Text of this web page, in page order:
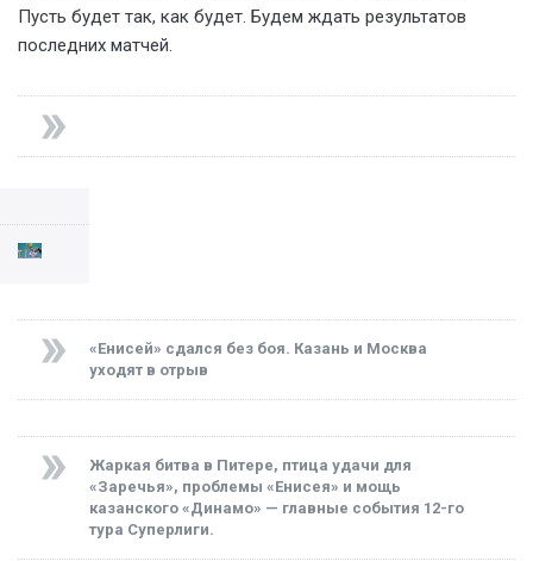
Пусть будет так, как будет. Будем ждать результатов
последних матчей.
«Енисей» сдался без боя. Казань и Москва
уходят в отрыв
Жаркая битва в Питере, птица удачи для
«Заречья», проблемы «Енисея» и мощь
казанского «Динамо» — главные события 12-го
тура Суперлиги.